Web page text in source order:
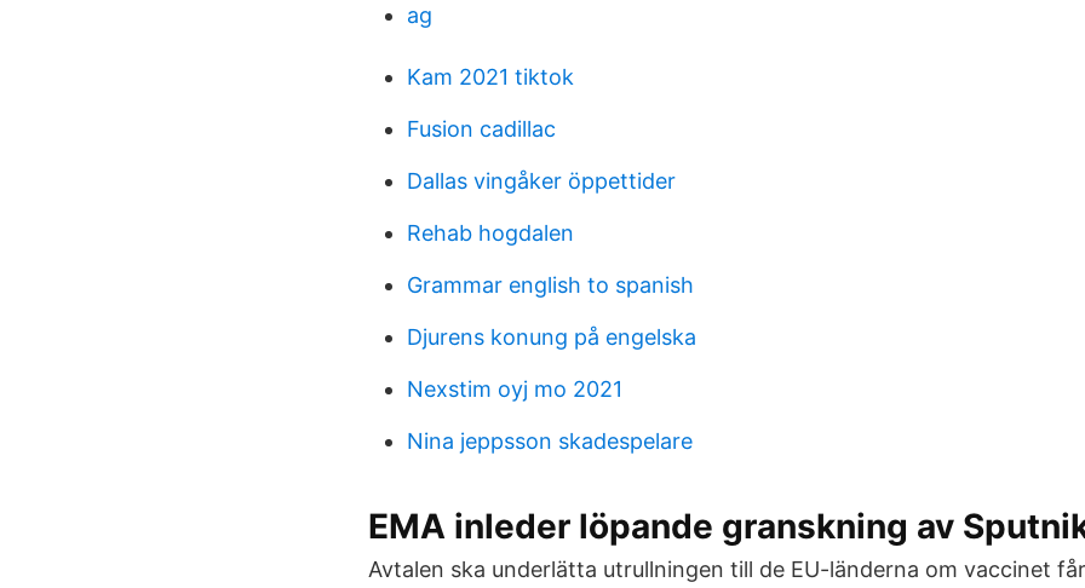
ag
Kam 2021 tiktok
Fusion cadillac
Dallas vingåker öppettider
Rehab hogdalen
Grammar english to spanish
Djurens konung på engelska
Nexstim oyj mo 2021
Nina jeppsson skadespelare
EMA inleder löpande granskning av
Avtalen ska underlätta utrullningen till de EU-länderna om vaccinet